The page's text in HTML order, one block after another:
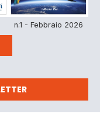
n.1 - Febbraio 2026